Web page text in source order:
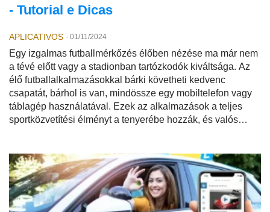
- Tutorial e Dicas
APLICATIVOS - 01/11/2024
Egy izgalmas futballmérkőzés élőben nézése ma már nem
a tévé előtt vagy a stadionban tartózkodók kiváltsága. Az
élő futballalkalmazásokkal bárki követheti kedvenc
csapatát, bárhol is van, mindössze egy mobiltelefon vagy
táblagép használatával. Ezek az alkalmazások a teljes
sportközvetítési élményt a tenyerébe hozzák, és valós